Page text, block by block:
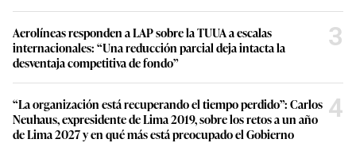
Aerolíneas responden a LAP sobre la TUUA a escalas
internacionales: “Una reducción parcial deja intacta la
desventaja competitiva de fondo”
3
“La organización está recuperando el tiempo perdido”: Carlos
Neuhaus, expresidente de Lima 2019, sobre los retos a un año
de Lima 2027 y en qué más está preocupado el Gobierno
4